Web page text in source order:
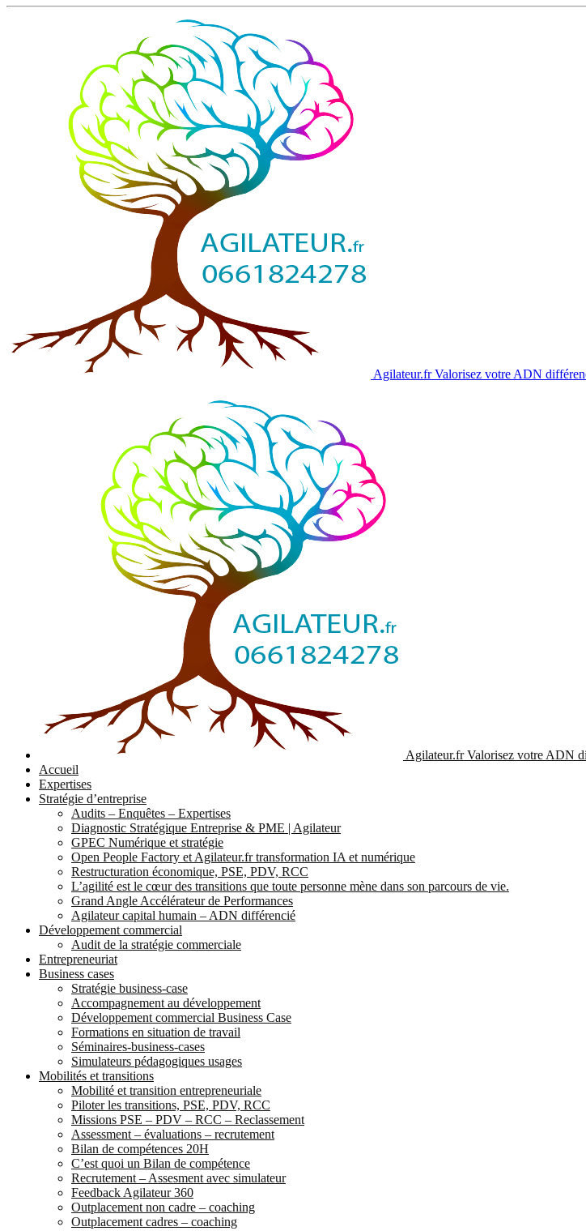
Agilateur.frValorisez votre ADN
Agilateur.frValorisez votre ADN
Accueil
Expertises
Stratégie d’entreprise
Audits – Enquêtes – Expertises
Diagnostic Stratégique Entreprise & PME | Agilateur
GPEC Numérique et stratégie
Open People Factory et Agilateur.fr transformation IA et numérique
Restructuration économique, PSE, PDV, RCC
L’agilité est le cœur des transitions que toute personne mène dans son parcours de vie.
Grand Angle Accélérateur de Performances
Agilateur capital humain – ADN différencié
Développement commercial
Audit de la stratégie commerciale
Entrepreneuriat
Business cases
Stratégie business-case
Accompagnement au développement
Développement commercial Business Case
Formations en situation de travail
Séminaires-business-cases
Simulateurs pédagogiques usages
Mobilités et transitions
Mobilité et transition entrepreneuriale
Piloter les transitions, PSE, PDV, RCC
Missions PSE – PDV – RCC – Reclassement
Assessment – évaluations – recrutement
Bilan de compétences 20H
C’est quoi un Bilan de compétence
Recrutement – Assesment avec simulateur
Feedback Agilateur 360
Outplacement non cadre – coaching
Outplacement cadres – coaching